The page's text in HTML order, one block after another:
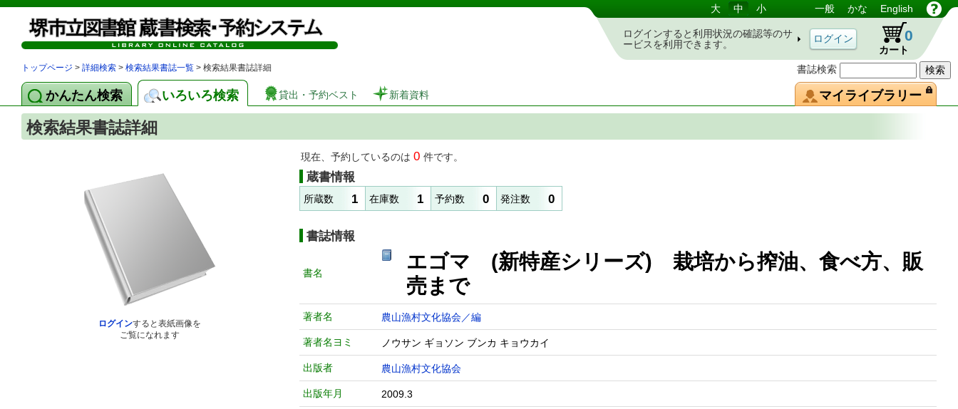
図書館 蔵書検索・予約システム
書誌検索
大 中 小 一般 かな English
ログインすると利用状況の確認等のサ
ービスを利用できます。
カート
0
トップページ > 詳細検索 > 検索結果書誌一覧 > 検索結果書誌詳細
かんたん検索 いろいろ検索 貸出・予約ベスト 新着資料 マイライブラリー
検索結果書誌詳細
ログインすると表紙画像を
ご覧になれます
現在、予約しているのは 0 件です。
蔵書情報
所蔵数 1 在庫数 1 予約数 0 発注数 0
書誌情報
書名
エゴマ (新特産シリーズ) 栽培から搾油、食べ方、販
売まで
著者名 農山漁村文化協会／編
著者名ヨミ ノウサン ギョソン ブンカ キョウカイ
出版者 農山漁村文化協会
出版年月 2009.3